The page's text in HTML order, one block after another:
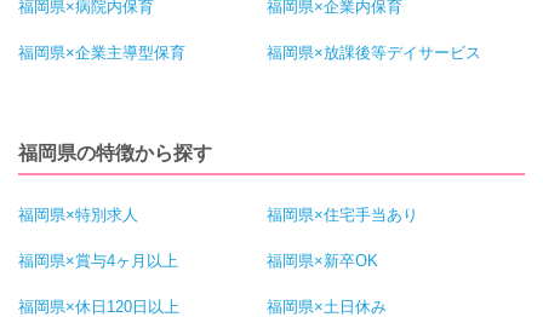
福岡県×病院内保育 福岡県×企業内保育
福岡県×企業主導型保育 福岡県×放課後等デイサービス
福岡県の特徴から探す
福岡県×特別求人 福岡県×住宅手当あり
福岡県×賞与4ヶ月以上 福岡県×新卒OK
福岡県×休日120日以上 福岡県×土日休み